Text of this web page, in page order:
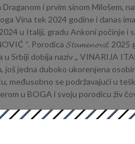
i prvim sinom Milošem,
Vina tek 2024 godine i danas
u Italiji, gradu Ankoni počinje i
“. Porodica 𝓢𝓽𝓪𝓶𝓮𝓷𝓸𝓿𝓲ć
Srbiji dobija naziv ,, VINARIJA
jedna duboko ukorenjena
međusobno se podržavajući u
u BOGA i svoju porodicu živ